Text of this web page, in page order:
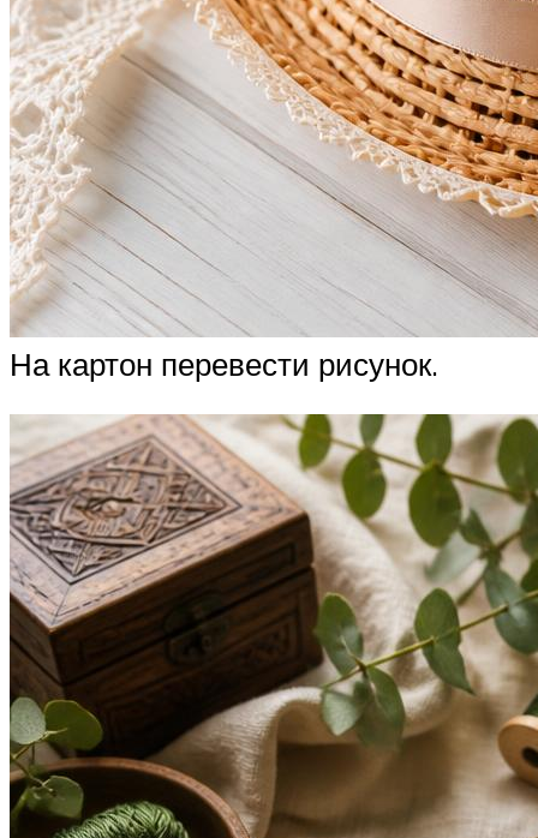
На картон перевести рисунок.